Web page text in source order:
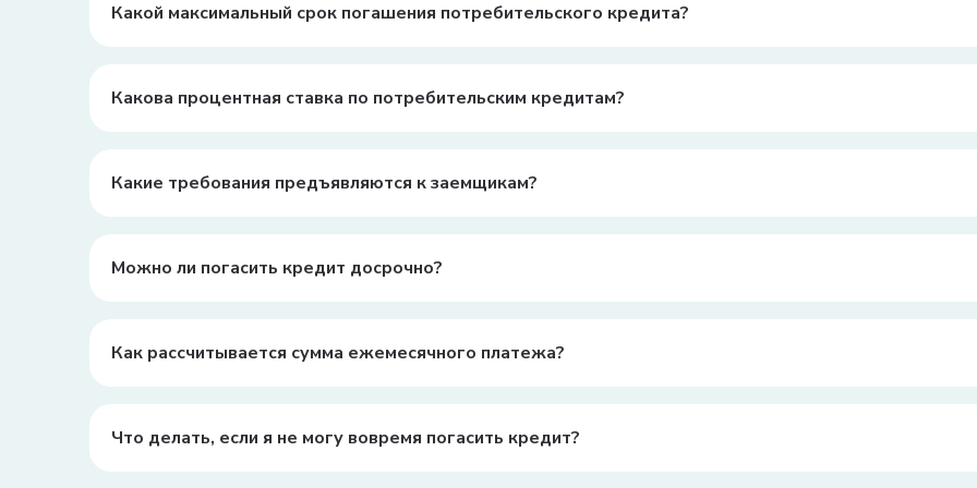
Какой максимальный срок погашения потребительского кредита?
Какова процентная ставка по потребительским кредитам?
Какие требования предъявляются к заемщикам?
Можно ли погасить кредит досрочно?
Как рассчитывается сумма ежемесячного платежа?
Что делать, если я не могу вовремя погасить кредит?